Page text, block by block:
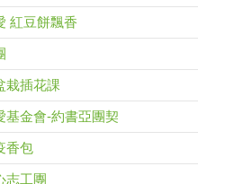
紅豆餅飄香
栽插花課
基金會-約書亞團契
香包
志工團